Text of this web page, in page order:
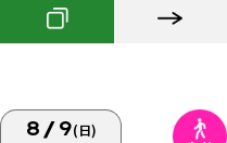
8/9(日)